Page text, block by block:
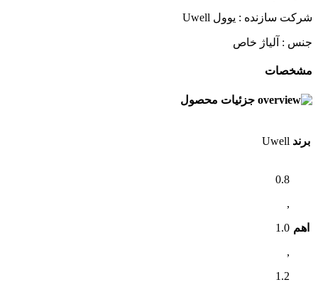
شرکت سازنده : یوول Uwell
جنس : آلیاژ خاص
مشخصات
جزئیات محصول
برند Uwell
اهم
0.8
,
1.0
,
1.2